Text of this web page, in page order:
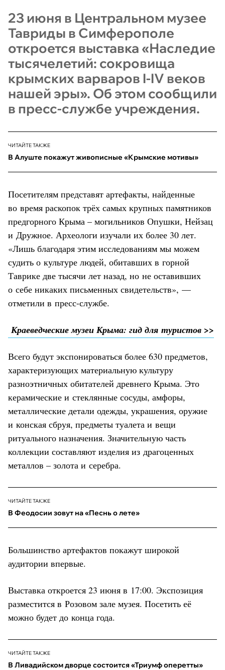
23 июня в Центральном музее
Тавриды в Симферополе
откроется выставка «Наследие
тысячелетий: сокровища
крымских варваров I-IV веков
нашей эры». Об этом сообщили
в пресс-службе учреждения.
ЧИТАЙТЕ ТАКЖЕ
В Алуште покажут живописные «Крымские мотивы»
Посетителям представят артефакты, найденные
во время раскопок трёх самых крупных памятников
предгорного Крыма – могильников Опушки, Нейзац
и Дружное. Археологи изучали их более 30 лет.
«Лишь благодаря этим исследованиям мы можем
судить о культуре людей, обитавших в горной
Таврике две тысячи лет назад, но не оставивших
о себе никаких письменных свидетельств», —
отметили в пресс-службе.
Краеведческие музеи Крыма: гид для туристов >>
Всего будут экспонироваться более 630 предметов,
характеризующих материальную культуру
разноэтничных обитателей древнего Крыма. Это
керамические и стеклянные сосуды, амфоры,
металлические детали одежды, украшения, оружие
и конская сбруя, предметы туалета и вещи
ритуального назначения. Значительную часть
коллекции составляют изделия из драгоценных
металлов – золота и серебра.
ЧИТАЙТЕ ТАКЖЕ
В Феодосии зовут на «Песнь о лете»
Большинство артефактов покажут широкой
аудитории впервые.
Выставка откроется 23 июня в 17:00. Экспозиция
разместится в Розовом зале музея. Посетить её
можно будет до конца года.
ЧИТАЙТЕ ТАКЖЕ
В Ливадийском дворце состоится «Триумф оперетты»